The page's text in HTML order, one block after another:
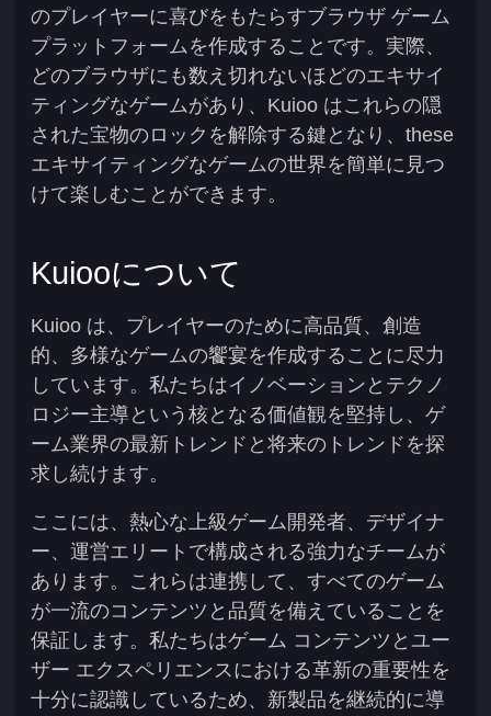
のプレイヤーに喜びをもたらすブラウザ ゲーム
プラットフォームを作成することです。実際、
どのブラウザにも数え切れないほどのエキサイ
ティングなゲームがあり、Kuioo はこれらの隠
された宝物のロックを解除する鍵となり、these
エキサイティングなゲームの世界を簡単に見つ
けて楽しむことができます。
Kuiooについて
Kuioo は、プレイヤーのために高品質、創造
的、多様なゲームの饗宴を作成することに尽力
しています。私たちはイノベーションとテクノ
ロジー主導という核となる価値観を堅持し、ゲ
ーム業界の最新トレンドと将来のトレンドを探
求し続けます。
ここには、熱心な上級ゲーム開発者、デザイナ
ー、運営エリートで構成される強力なチームが
あります。これらは連携して、すべてのゲーム
が一流のコンテンツと品質を備えていることを
保証します。私たちはゲーム コンテンツとユー
ザー エクスペリエンスにおける革新の重要性を
十分に認識しているため、新製品を継続的に導